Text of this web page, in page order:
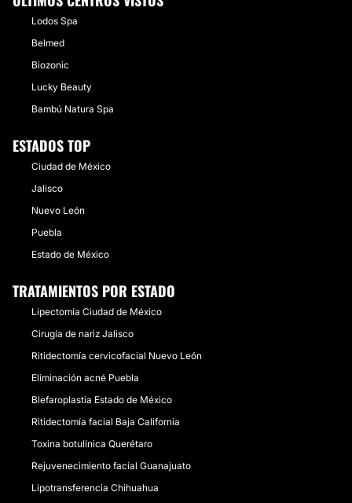
Lodos Spa
Belmed
Biozonic
Lucky Beauty
Bambú Natura Spa
ESTADOS TOP
Ciudad de México
Jalisco
Nuevo León
Puebla
Estado de México
TRATAMIENTOS POR ESTADO
Lipectomía Ciudad de México
Cirugía de nariz Jalisco
Ritidectomía cervicofacial Nuevo León
Eliminación acné Puebla
Blefaroplastia Estado de México
Ritidectomía facial Baja California
Toxina botulínica Querétaro
Rejuvenecimiento facial Guanajuato
Lipotransferencia Chihuahua